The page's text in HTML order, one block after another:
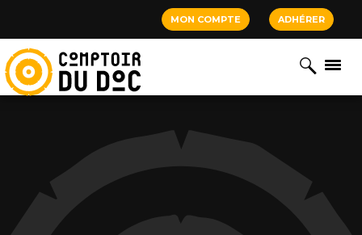
MON COMPTE ADHÉRER
Cookies management panel